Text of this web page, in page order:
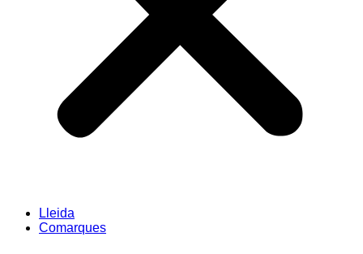
Lleida
Comarques